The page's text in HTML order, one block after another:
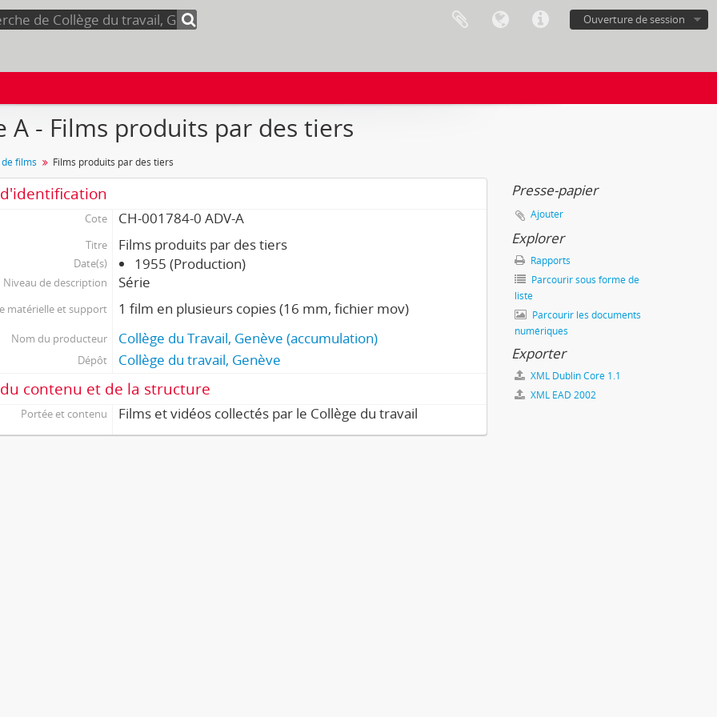
Ouverture de session
A - Films produits par des tiers
films Films produits par des tiers
Cote CH-001784-0 ADV-A
Titre Films produits par des tiers
Date(s) 1955 (Production)
Niveau de description Série
matérielle et support 1 film en plusieurs copies (16 mm, fichier mov)
Nom du producteur Collège du Travail, Genève (accumulation)
Dépôt Collège du travail, Genève
contenu et de la structure
Portée et contenu Films et vidéos collectés par le Collège du travail
Presse-papier
Ajouter
Explorer
Rapports
Parcourir sous forme de
liste
Parcourir les documents
numériques
Exporter
XML Dublin Core 1.1
XML EAD 2002